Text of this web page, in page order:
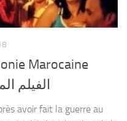
Marocaine
الفيلم
avoir fait la guerre au